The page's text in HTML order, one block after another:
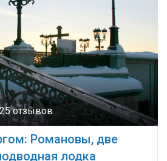
25 отзывов
Романовы, две
лодка